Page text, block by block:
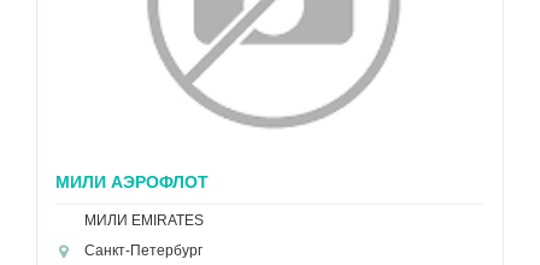
МИЛИ АЭРОФЛОТ
МИЛИ EMIRATES
Санкт-Петербург